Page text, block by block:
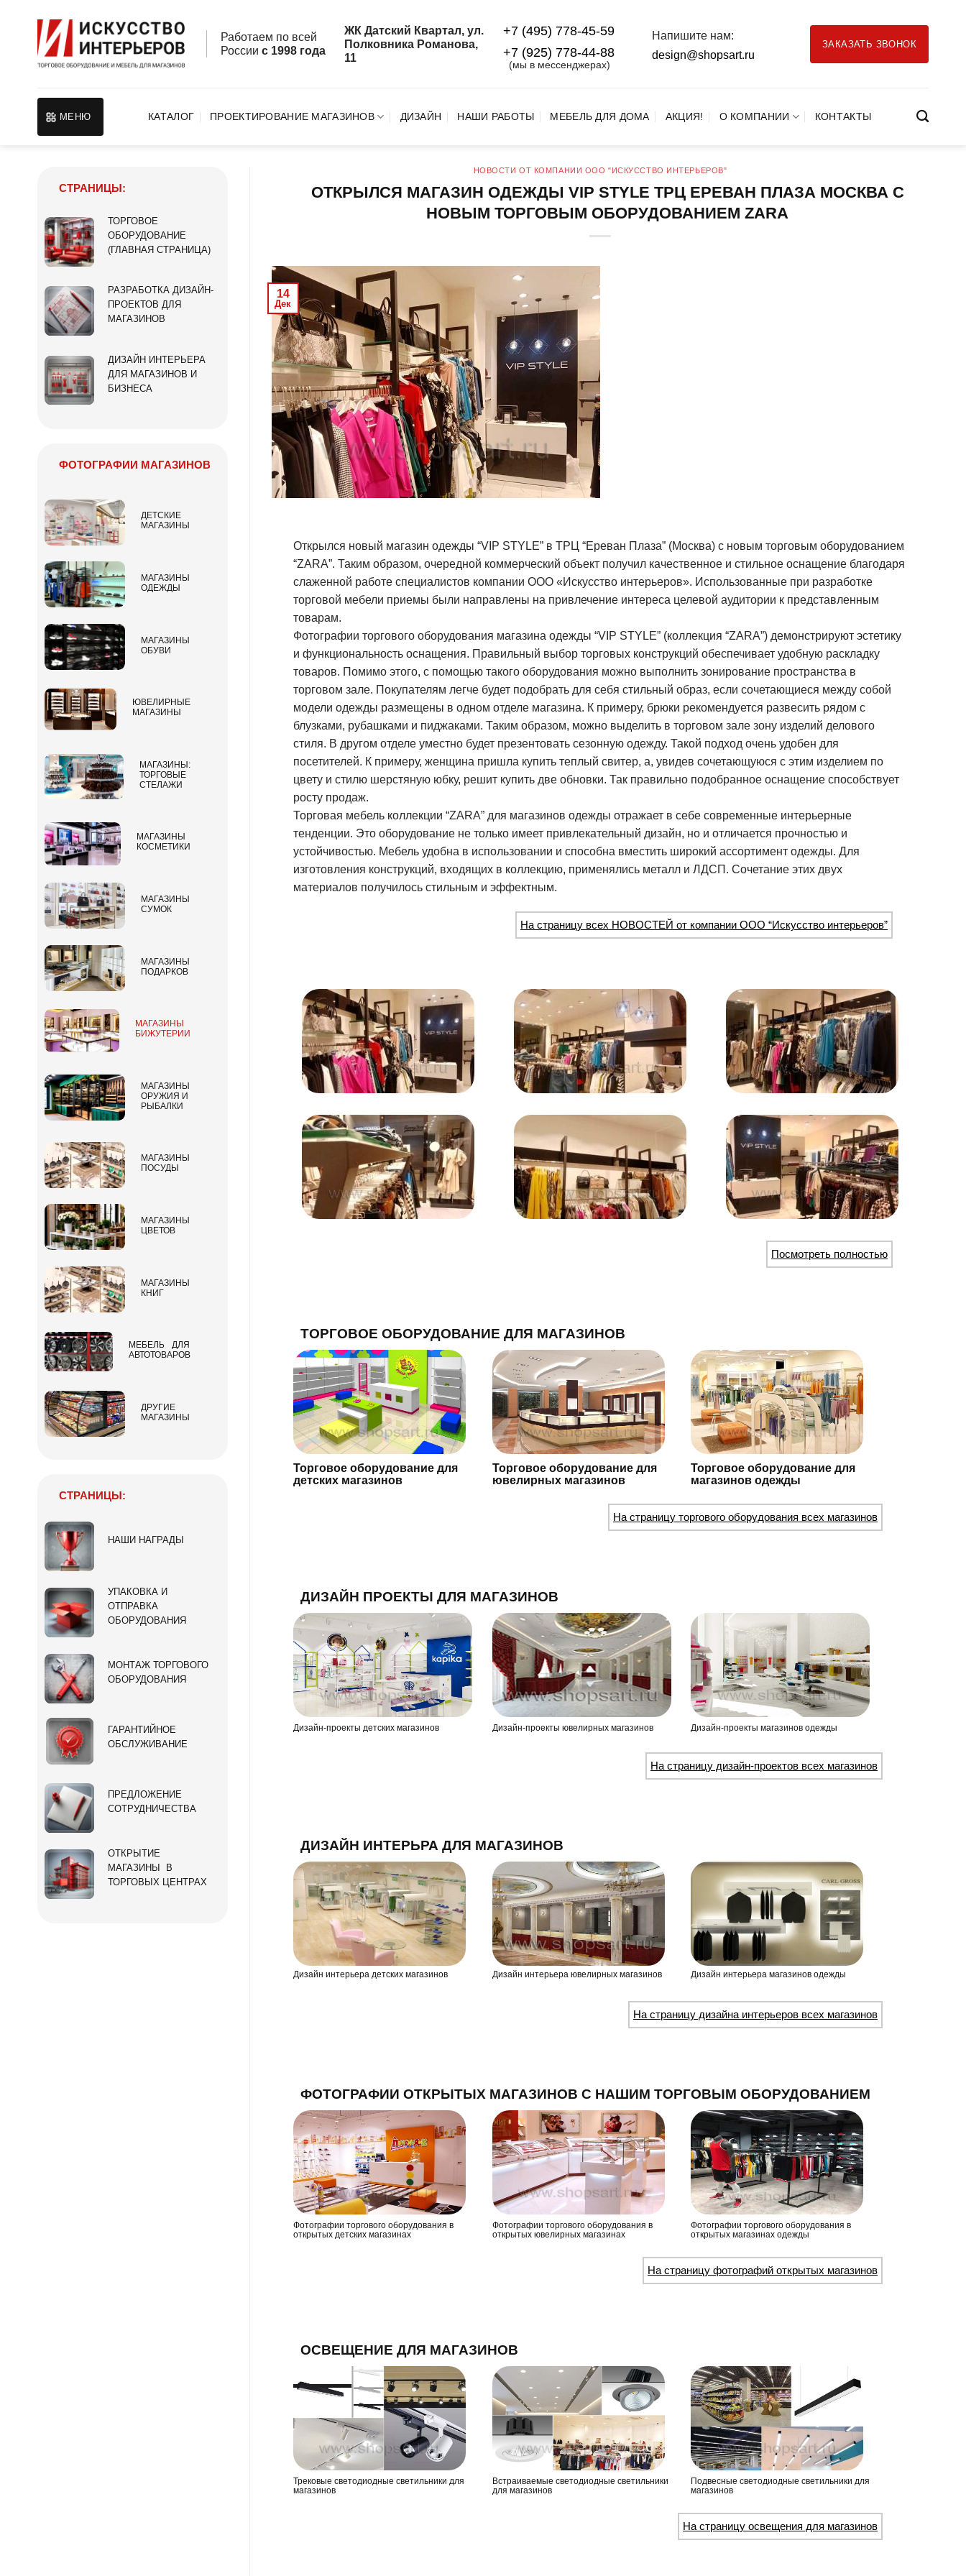
Работаем по всей
России с 1998 года
ЖК Датский Квартал, ул.
Полковника Романова,
11
+7 (495) 778-45-59
+7 (925) 778‑44‑88
(мы в мессенджерах)
Напишите нам:
design@shopsart.ru
ЗАКАЗАТЬ ЗВОНОК
МЕНЮ КАТАЛОГ ПРОЕКТИРОВАНИЕ МАГАЗИНОВ ДИЗАЙН НАШИ РАБОТЫ МЕБЕЛЬ ДЛЯ ДОМА АКЦИЯ! О КОМПАНИИ КОНТАКТЫ
СТРАНИЦЫ:
ТОРГОВОЕ
ОБОРУДОВАНИЕ
(ГЛАВНАЯ СТРАНИЦА)
РАЗРАБОТКА ДИЗАЙН-
ПРОЕКТОВ ДЛЯ
МАГАЗИНОВ
ДИЗАЙН ИНТЕРЬЕРА
ДЛЯ МАГАЗИНОВ И
БИЗНЕСА
ФОТОГРАФИИ МАГАЗИНОВ
ДЕТСКИЕ
МАГАЗИНЫ
МАГАЗИНЫ
ОДЕЖДЫ
МАГАЗИНЫ
ОБУВИ
ЮВЕЛИРНЫЕ
МАГАЗИНЫ
МАГАЗИНЫ:
ТОРГОВЫЕ
СТЕЛАЖИ
МАГАЗИНЫ
КОСМЕТИКИ
МАГАЗИНЫ
СУМОК
МАГАЗИНЫ
ПОДАРКОВ
МАГАЗИНЫ
БИЖУТЕРИИ
МАГАЗИНЫ
ОРУЖИЯ И
РЫБАЛКИ
МАГАЗИНЫ
ПОСУДЫ
МАГАЗИНЫ
ЦВЕТОВ
МАГАЗИНЫ
КНИГ
МЕБЕЛЬ ДЛЯ
АВТОТОВАРОВ
ДРУГИЕ
МАГАЗИНЫ
СТРАНИЦЫ:
НАШИ НАГРАДЫ
УПАКОВКА И
ОТПРАВКА
ОБОРУДОВАНИЯ
МОНТАЖ ТОРГОВОГО
ОБОРУДОВАНИЯ
ГАРАНТИЙНОЕ
ОБСЛУЖИВАНИЕ
ПРЕДЛОЖЕНИЕ
СОТРУДНИЧЕСТВА
ОТКРЫТИЕ
МАГАЗИНЫ В
ТОРГОВЫХ ЦЕНТРАХ
НОВОСТИ ОТ КОМПАНИИ ООО "ИСКУССТВО ИНТЕРЬЕРОВ"
ОТКРЫЛСЯ МАГАЗИН ОДЕЖДЫ VIP STYLE ТРЦ ЕРЕВАН ПЛАЗА МОСКВА С
НОВЫМ ТОРГОВЫМ ОБОРУДОВАНИЕМ ZARA
14
Дек
Открылся новый магазин одежды “VIP STYLE” в ТРЦ “Ереван Плаза” (Москва) с новым торговым оборудованием
“ZARA”. Таким образом, очередной коммерческий объект получил качественное и стильное оснащение благодаря
слаженной работе специалистов компании ООО «Искусство интерьеров». Использованные при разработке
торговой мебели приемы были направлены на привлечение интереса целевой аудитории к представленным
товарам.
Фотографии торгового оборудования магазина одежды “VIP STYLE” (коллекция “ZARA”) демонстрируют эстетику
и функциональность оснащения. Правильный выбор торговых конструкций обеспечивает удобную раскладку
товаров. Помимо этого, с помощью такого оборудования можно выполнить зонирование пространства в
торговом зале. Покупателям легче будет подобрать для себя стильный образ, если сочетающиеся между собой
модели одежды размещены в одном отделе магазина. К примеру, брюки рекомендуется развесить рядом с
блузками, рубашками и пиджаками. Таким образом, можно выделить в торговом зале зону изделий делового
стиля. В другом отделе уместно будет презентовать сезонную одежду. Такой подход очень удобен для
посетителей. К примеру, женщина пришла купить теплый свитер, а, увидев сочетающуюся с этим изделием по
цвету и стилю шерстяную юбку, решит купить две обновки. Так правильно подобранное оснащение способствует
росту продаж.
Торговая мебель коллекции “ZARA” для магазинов одежды отражает в себе современные интерьерные
тенденции. Это оборудование не только имеет привлекательный дизайн, но и отличается прочностью и
устойчивостью. Мебель удобна в использовании и способна вместить широкий ассортимент одежды. Для
изготовления конструкций, входящих в коллекцию, применялись металл и ЛДСП. Сочетание этих двух
материалов получилось стильным и эффектным.
На страницу всех НОВОСТЕЙ от компании ООО “Искусство интерьеров”
Посмотреть полностью
ТОРГОВОЕ ОБОРУДОВАНИЕ ДЛЯ МАГАЗИНОВ
Торговое оборудование для
детских магазинов
Торговое оборудование для
ювелирных магазинов
Торговое оборудование для
магазинов одежды
На страницу торгового оборудования всех магазинов
ДИЗАЙН ПРОЕКТЫ ДЛЯ МАГАЗИНОВ
Дизайн-проекты детских магазинов Дизайн-проекты ювелирных магазинов Дизайн-проекты магазинов одежды
На страницу дизайн-проектов всех магазинов
ДИЗАЙН ИНТЕРЬРА ДЛЯ МАГАЗИНОВ
Дизайн интерьера детских магазинов Дизайн интерьера ювелирных магазинов Дизайн интерьера магазинов одежды
На страницу дизайна интерьеров всех магазинов
ФОТОГРАФИИ ОТКРЫТЫХ МАГАЗИНОВ С НАШИМ ТОРГОВЫМ ОБОРУДОВАНИЕМ
Фотографии торгового оборудования в
открытых детских магазинах
Фотографии торгового оборудования в
открытых ювелирных магазинах
Фотографии торгового оборудования в
открытых магазинах одежды
На страницу фотографий открытых магазинов
ОСВЕЩЕНИЕ ДЛЯ МАГАЗИНОВ
Трековые светодиодные светильники для
магазинов
Встраиваемые светодиодные светильники
для магазинов
Подвесные светодиодные светильники для
магазинов
На страницу освещения для магазинов